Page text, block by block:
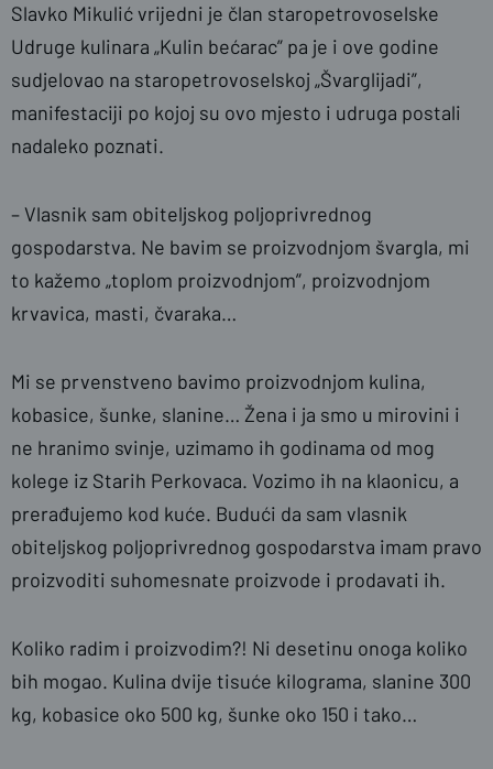
Slavko Mikulić vrijedni je član staropetrovoselske
Udruge kulinara „Kulin bećarac” pa je i ove godine
sudjelovao na staropetrovoselskoj „Švarglijadi”,
manifestaciji po kojoj su ovo mjesto i udruga postali
nadaleko poznati.
– Vlasnik sam obiteljskog poljoprivrednog
gospodarstva. Ne bavim se proizvodnjom švargla, mi
to kažemo „toplom proizvodnjom”, proizvodnjom
krvavica, masti, čvaraka…
Mi se prvenstveno bavimo proizvodnjom kulina,
kobasice, šunke, slanine… Žena i ja smo u mirovini i
ne hranimo svinje, uzimamo ih godinama od mog
kolege iz Starih Perkovaca. Vozimo ih na klaonicu, a
prerađujemo kod kuće. Budući da sam vlasnik
obiteljskog poljoprivrednog gospodarstva imam pravo
proizvoditi suhomesnate proizvode i prodavati ih.
Koliko radim i proizvodim?! Ni desetinu onoga koliko
bih mogao. Kulina dvije tisuće kilograma, slanine 300
kg, kobasice oko 500 kg, šunke oko 150 i tako…